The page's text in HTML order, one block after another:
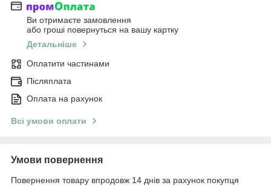
Ви отримаєте замовлення
або гроші повернуться на вашу картку
Детальніше
Оплатити частинами
Післяплата
Оплата на рахунок
Всі умови оплати
Умови повернення
Повернення товару впродовж 14 днів за рахунок покупця